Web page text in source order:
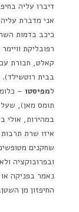
דיברו עליה
אני מדברת
כיכב בדמות
רפובליקת
קאלט, חבורת
בבית
למפיסטו –
תומס מאן),
במהירות, אולי
איזו שרת
שחקנים
ובפרובוקציה
נאמר בפניקה
החיפזון מן השטן.